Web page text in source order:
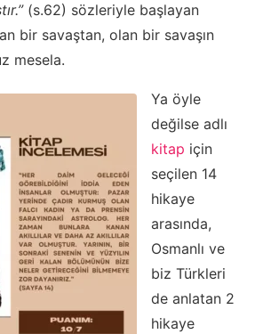
(s.62) sözleriyle başlayan
bir savaştan, olan bir savaşın
mesela.
Ya öyle
değilse adlı
kitap için
seçilen 14
hikaye
arasında,
Osmanlı ve
biz Türkleri
de anlatan 2
hikaye